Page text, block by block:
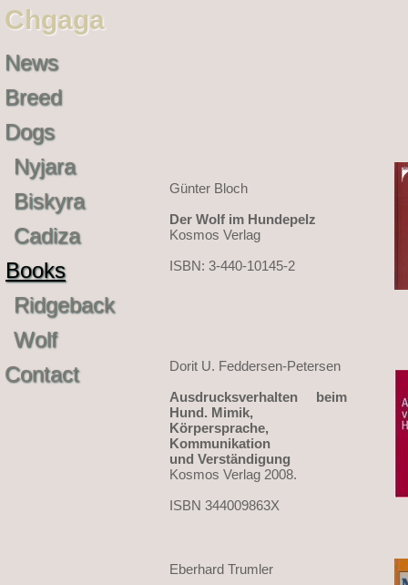
Chgaga
News
Breed
Dogs
Nyjara
Biskyra
Cadiza
Books
Ridgeback
Wolf
Contact
Günter Bloch
Der Wolf im Hundepelz
Kosmos Verlag
ISBN: 3-440-10145-2
Dorit U. Feddersen-Petersen
Ausdrucksverhalten beim
Hund. Mimik,
Körpersprache,
Kommunikation
und Verständigung
Kosmos Verlag 2008.
ISBN 344009863X
Eberhard Trumler